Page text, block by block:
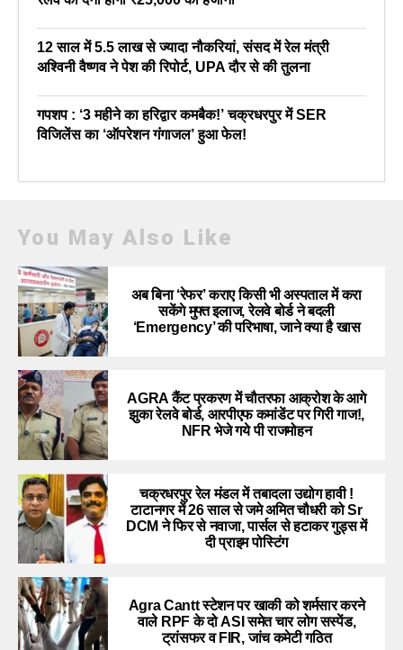
12 साल में 5.5 लाख से ज्यादा नौकरियां, संसद में रेल मंत्री
अश्विनी वैष्णव ने पेश की रिपोर्ट, UPA दौर से की तुलना
गपशप : ‘3 महीने का हरिद्वार कमबैक!’ चक्रधरपुर में SER
विजिलेंस का ‘ऑपरेशन गंगाजल’ हुआ फेल!
You May Also Like
अब बिना ‘रेफर’ कराए किसी भी अस्पताल में करा
सकेंगे मुफ्त इलाज, रेलवे बोर्ड ने बदली
‘Emergency’ की परिभाषा, जाने क्या है खास
AGRA कैंट प्रकरण में चौतरफा आक्रोश के आगे
झुका रेलवे बोर्ड, आरपीएफ कमांडेंट पर गिरी गाज!,
NFR भेजे गये पी राजमोहन
चक्रधरपुर रेल मंडल में तबादला उद्योग हावी !
टाटानगर में 26 साल से जमे अमित चौधरी को Sr
DCM ने फिर से नवाजा, पार्सल से हटाकर गुड्स में
दी प्राइम पोस्टिंग
Agra Cantt स्टेशन पर खाकी को शर्मसार करने
वाले RPF के दो ASI समेत चार लोग सस्पेंड,
ट्रांसफर व FIR, जांच कमेटी गठित